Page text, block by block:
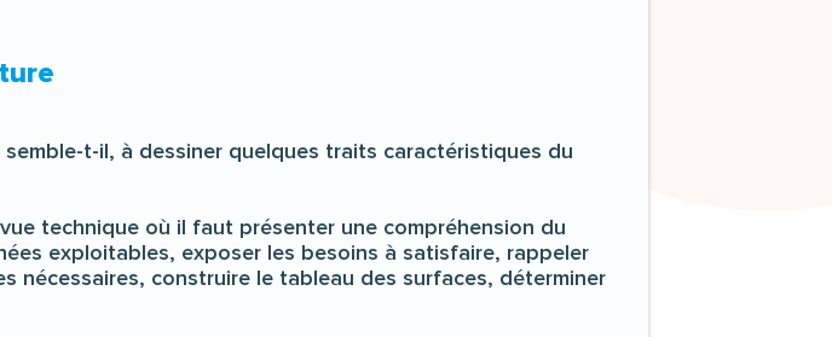
t-il, à dessiner quelques traits caractéristiques du
technique où il faut présenter une compréhension du
exploitables, exposer les besoins à satisfaire, rappeler
nécessaires, construire le tableau des surfaces, déterminer